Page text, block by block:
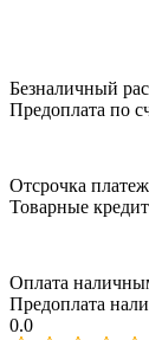
Безналичный
Предоплата по
Отсрочка
Товарные
Оплата
Предоплата
0.0